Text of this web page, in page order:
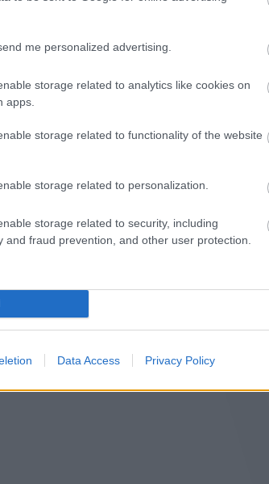
me personalized advertising.
storage related to analytics like cookies on
apps.
storage related to functionality of the website
storage related to personalization.
storage related to security, including
and fraud prevention, and other user protection.
Data Access Privacy Policy